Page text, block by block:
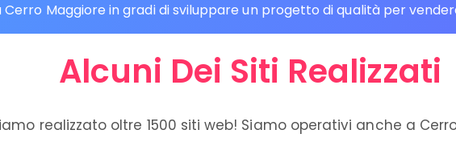
Cerro Maggiore in gradi di sviluppare un progetto di qualità per
Alcuni Dei Siti Realizzati
realizzato oltre 1500 siti web! Siamo operativi anche a